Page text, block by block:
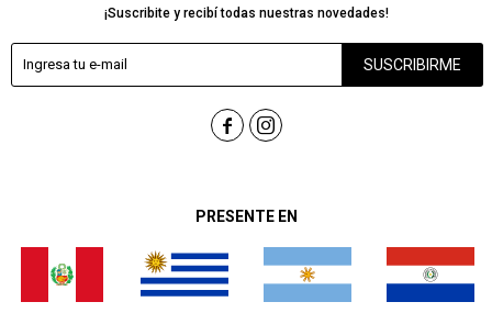
PRESENTE EN
¡Suscribite y recibí todas nuestras novedades!
SUSCRIBIRME
 